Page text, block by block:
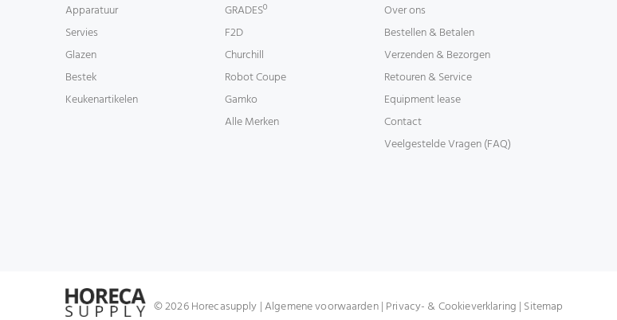
Apparatuur
Servies
Glazen
Bestek
Keukenartikelen
GRADESº
F2D
Churchill
Robot Coupe
Gamko
Alle Merken
Over ons
Bestellen & Betalen
Verzenden & Bezorgen
Retouren & Service
Equipment lease
Contact
Veelgestelde Vragen (FAQ)
© 2026 Horecasupply |Algemene voorwaarden| Privacy- & Cookieverklaring | Sitemap